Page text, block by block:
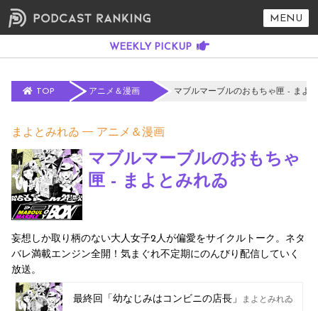
MENU
TOP アニメ＆漫画 マブルマーブルのおもちゃ匣 - まよ
まよとみれゐ アニメ＆漫画
マブルマーブルのおもちゃ
匣 - まよとみれゐ
妄想しか取り柄のない大人女子2人が偏愛をサイクルトーク。ネタ
バレ満載エンジン全開！気まぐれ不定期にのんびり配信していく
放送。
最終回「幼なじみはコンビニの店長」 まよとみれゐ